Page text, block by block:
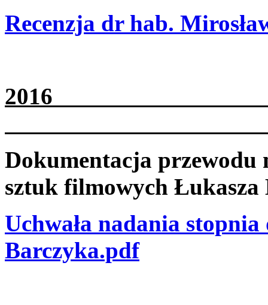
Recenzja dr hab.
Dokumentacja przewodu
sztuk filmowych Łukasza
Uchwała nadania
Barczyka.pdf